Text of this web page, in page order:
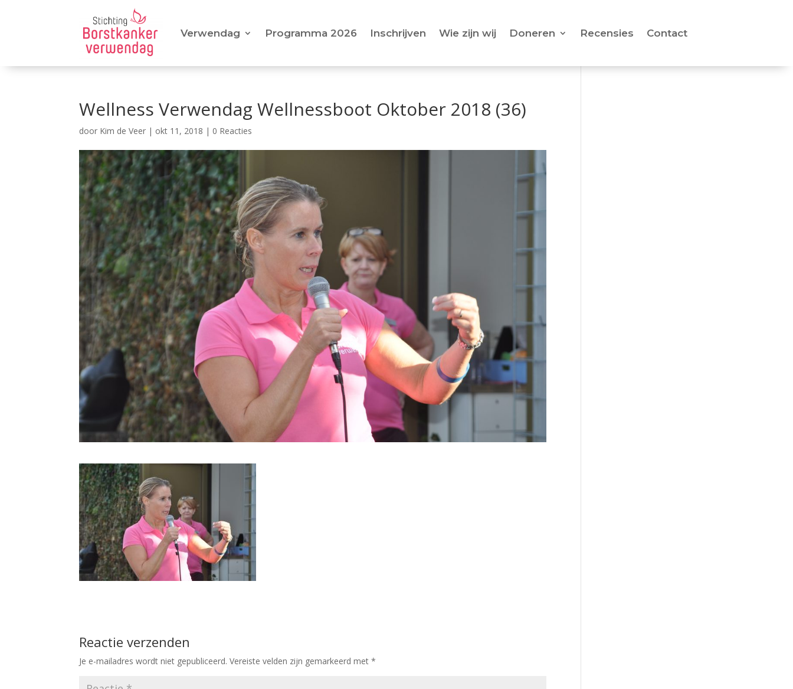
Verwendag Programma 2026 Inschrijven Wie zijn wij Doneren Recensies Contact
Wellness Verwendag Wellnessboot Oktober 2018 (36)
door Kim de Veer | okt 11, 2018 | 0 Reacties
Reactie verzenden
Je e-mailadres wordt niet gepubliceerd. Vereiste velden zijn gemarkeerd met*